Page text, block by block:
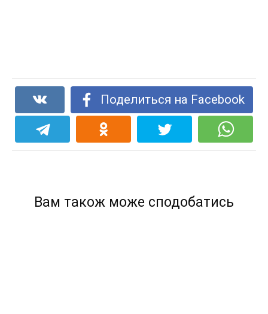
Поделиться на Facebook
Вам також може сподобатись